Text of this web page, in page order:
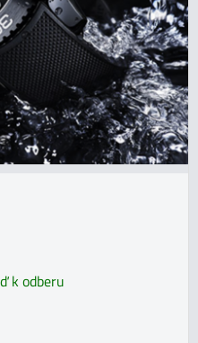
k odberu